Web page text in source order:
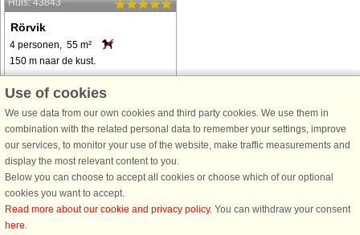
Rörvik
4 personen, 55 m²
150 m naar de kust.
Hier wohnen Sie ruhig, ländlich und
Grundstück zwischen Rydasjön und
Svinasjön. Sie haben nur 150 Meter
bis zum nächsten See und einen
Katzensprung weiter bis zum
morgendlichen ...
van € 438
Use of cookies
We use data from our own cookies and third party cookies. We use them in
combination with the related personal data to remember your settings, improve
our services, to monitor your use of the website, make traffic measurements and
display the most relevant content to you.
Below you can choose to accept all cookies or choose which of our optional
cookies you want to accept.
Read more about our cookie and privacy policy. You can withdraw your consent
here.